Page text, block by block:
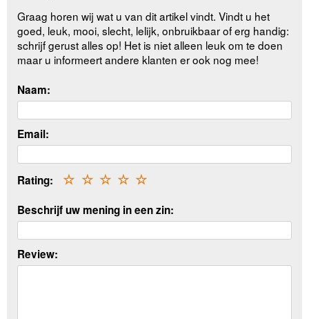
Graag horen wij wat u van dit artikel vindt. Vindt u het
goed, leuk, mooi, slecht, lelijk, onbruikbaar of erg handig:
schrijf gerust alles op! Het is niet alleen leuk om te doen
maar u informeert andere klanten er ook nog mee!
Naam:
Email:
Rating: ☆
☆
☆
☆
☆
Beschrijf uw mening in een zin:
Review: